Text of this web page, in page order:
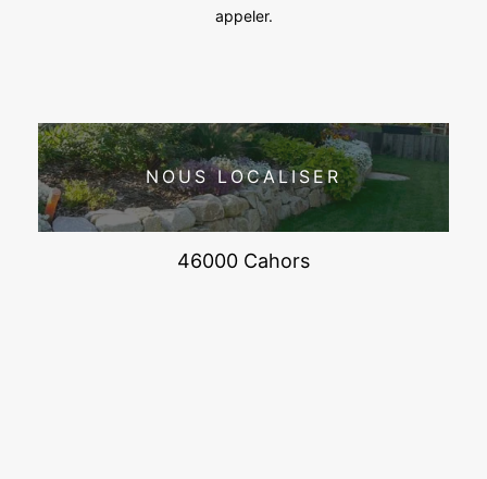
appeler.
NOUS LOCALISER
46000 Cahors